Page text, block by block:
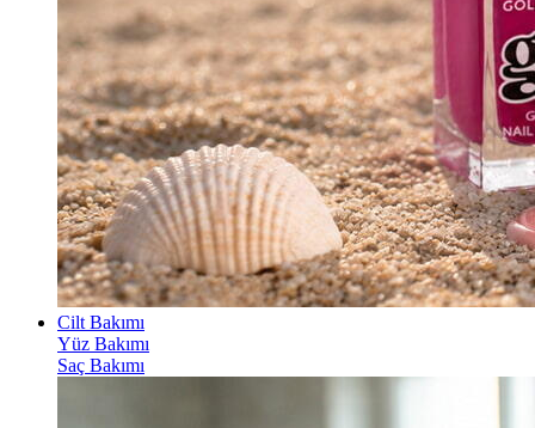
Cilt Bakımı
Yüz Bakımı
Saç Bakımı